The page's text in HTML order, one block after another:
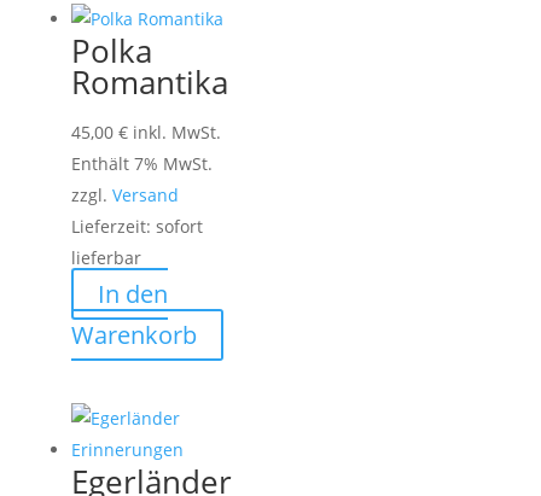
Polka
Romantika
45,00 € inkl. MwSt.
Enthält 7% MwSt.
zzgl. Versand
Lieferzeit: sofort
lieferbar
In den
Warenkorb
Egerländer